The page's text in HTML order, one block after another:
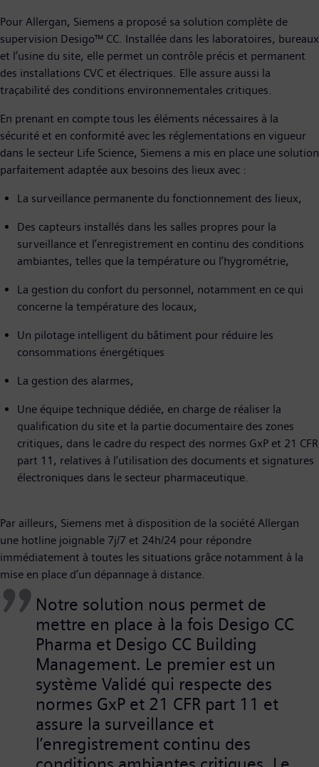
Pour Allergan, Siemens a proposé sa solution complète de
supervision Desigo™ CC. Installée dans les laboratoires, bureaux
et l’usine du site, elle permet un contrôle précis et permanent
des installations CVC et électriques. Elle assure aussi la
traçabilité des conditions environnementales critiques.
En prenant en compte tous les éléments nécessaires à la
sécurité et en conformité avec les réglementations en vigueur
dans le secteur Life Science, Siemens a mis en place une solution
parfaitement adaptée aux besoins des lieux avec :
La surveillance permanente du fonctionnement des lieux,
Des capteurs installés dans les salles propres pour la
surveillance et l’enregistrement en continu des conditions
ambiantes, telles que la température ou l’hygrométrie,
La gestion du confort du personnel, notamment en ce qui
concerne la température des locaux,
Un pilotage intelligent du bâtiment pour réduire les
consommations énergétiques
La gestion des alarmes,
Une équipe technique dédiée, en charge de réaliser la
qualification du site et la partie documentaire des zones
critiques, dans le cadre du respect des normes GxP et 21 CFR
part 11, relatives à l’utilisation des documents et signatures
électroniques dans le secteur pharmaceutique.
Par ailleurs, Siemens met à disposition de la société Allergan
une hotline joignable 7j/7 et 24h/24 pour répondre
immédiatement à toutes les situations grâce notamment à la
mise en place d’un dépannage à distance.
Notre solution nous permet de
mettre en place à la fois Desigo CC
Pharma et Desigo CC Building
Management. Le premier est un
système Validé qui respecte des
normes GxP et 21 CFR part 11 et
assure la surveillance et
l’enregistrement continu des